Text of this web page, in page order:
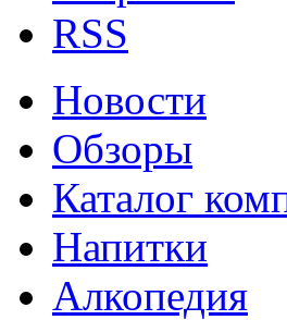
RSS
Новости
Обзоры
Каталог
Напитки
Алкопедия